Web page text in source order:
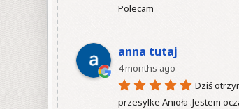
Polecam
anna tutaj
4 months ago
Dziś
przesylke Anioła .Jestem